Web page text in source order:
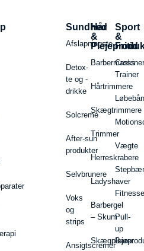
Sundhed
Afslapningste
Detox-
te og -
drikke
Solcreme
After-sun
produkter
Selvbrunere
Voks
og
strips
Ansigtscremer
Hår
&
Hårtrimmere
Skægtrimmere
Trimmer
Herreskrabere
Ladyshaver
Barbergel
– Skum
Sport
&
Fritid
Cross
Trainer
Vægte
Pull-
up
Barer